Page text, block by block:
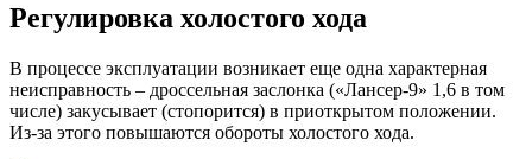
Регулировка холостого хода
В процессе эксплуатации возникает еще одна характерная
неисправность – дроссельная заслонка («Лансер-9» 1,6 в том
числе) закусывает (стопорится) в приоткрытом положении.
Из-за этого повышаются обороты холостого хода.